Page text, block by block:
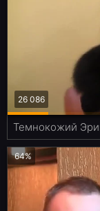
26 086
64%